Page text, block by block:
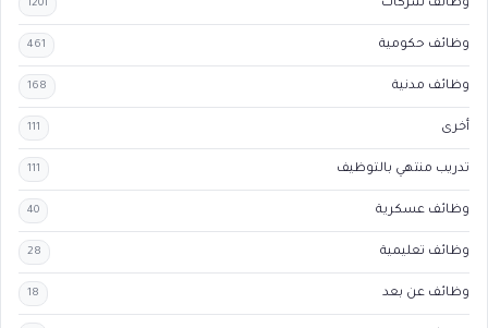
وظائف شركات 1201
وظائف حكومية 461
وظائف مدنية 168
أخرى 111
تدريب منتهي بالتوظيف 111
وظائف عسكرية 40
وظائف تعليمية 28
وظائف عن بعد 18